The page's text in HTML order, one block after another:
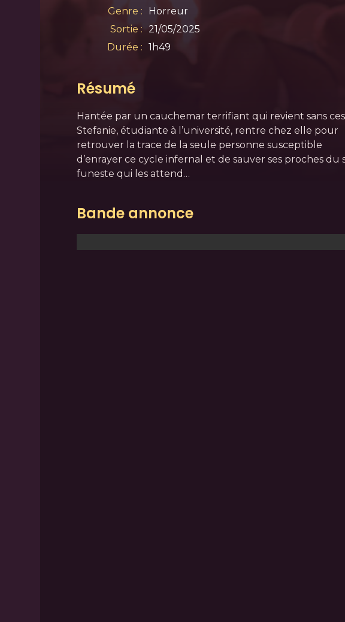
Genre :
Horreur
Sortie : 21/05/2025
Durée : 1h49
Résumé
Hantée par un cauchemar terrifiant qui revient sans
Stefanie, étudiante à l’université, rentre chez elle pour
retrouver la trace de la seule personne susceptible
d’enrayer ce cycle infernal et de sauver ses proches du
funeste qui les attend…
Bande annonce